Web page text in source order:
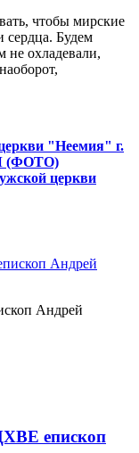
чтобы мирские
Будем
не охладевали,
"Неемия" г.
(ФОТО)
церкви
Андрей
епископ